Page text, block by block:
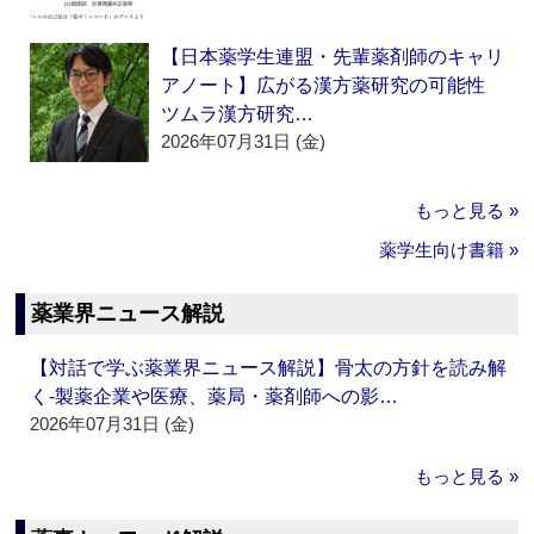
【日本薬学生連盟・先輩薬剤師のキャリ
アノート】広がる漢方薬研究の可能性
ツムラ漢方研究…
2026年07月31日 (金)
もっと見る »
薬学生向け書籍 »
薬業界ニュース解説
【対話で学ぶ薬業界ニュース解説】骨太の方針を読み解
く‐製薬企業や医療、薬局・薬剤師への影…
2026年07月31日 (金)
もっと見る »